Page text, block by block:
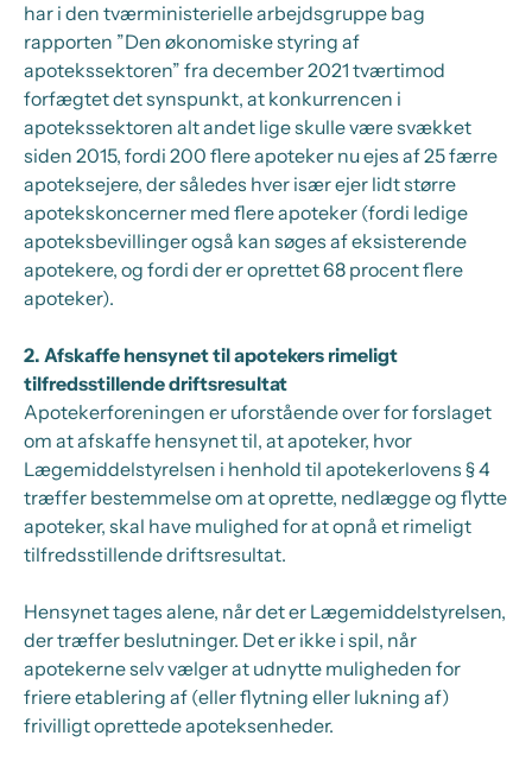
har i den tværministerielle arbejdsgruppe bag
rapporten ”Den økonomiske styring af
apotekssektoren” fra december 2021 tværtimod
forfægtet det synspunkt, at konkurrencen i
apotekssektoren alt andet lige skulle være svækket
siden 2015, fordi 200 flere apoteker nu ejes af 25 færre
apoteksejere, der således hver især ejer lidt større
apotekskoncerner med flere apoteker (fordi ledige
apoteksbevillinger også kan søges af eksisterende
apotekere, og fordi der er oprettet 68 procent flere
apoteker).
2. Afskaffe hensynet til apotekers rimeligt
tilfredsstillende driftsresultat
Apotekerforeningen er uforstående over for forslaget
om at afskaffe hensynet til, at apoteker, hvor
Lægemiddelstyrelsen i henhold til apotekerlovens § 4
træffer bestemmelse om at oprette, nedlægge og flytte
apoteker, skal have mulighed for at opnå et rimeligt
tilfredsstillende driftsresultat.
Hensynet tages alene, når det er Lægemiddelstyrelsen,
der træffer beslutninger. Det er ikke i spil, når
apotekerne selv vælger at udnytte muligheden for
friere etablering af (eller flytning eller lukning af)
frivilligt oprettede apoteksenheder.